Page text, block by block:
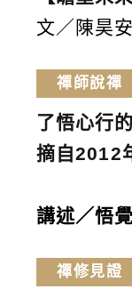
文／陳昊安
禪師說禪
了悟心行
摘自2012
講述／悟
禪修見證